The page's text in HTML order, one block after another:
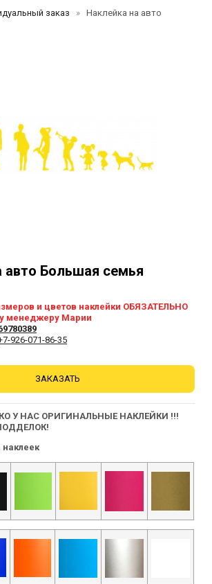
заказ
Наклейка на авто
авто Большая семья
и цветов наклейки ОБЯЗАТЕЛЬНО
менеджеру Марии
926-071-86-35
ЗАКАЗАТЬ
У НАС ОРИГИНАЛЬНЫЕ НАКЛЕЙКИ !!!